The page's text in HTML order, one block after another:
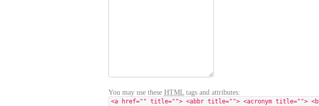
You may use these HTML tags and attributes:
<a href="" title=""> <abbr title=""> <acronym title=""> <b>